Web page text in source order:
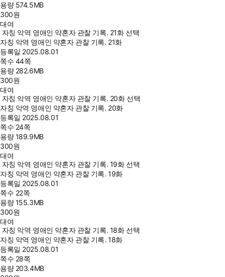
용량 574.5MB
300원
대여
자칭 악역 영애인 약혼자 관찰 기록. 21화 선택
자칭 악역 영애인 약혼자 관찰 기록. 21화
등록일 2025.08.01
쪽수 44쪽
용량 282.6MB
300원
대여
자칭 악역 영애인 약혼자 관찰 기록. 20화 선택
자칭 악역 영애인 약혼자 관찰 기록. 20화
등록일 2025.08.01
쪽수 24쪽
용량189.9MB
300원
대여
자칭 악역 영애인 약혼자 관찰 기록. 19화 선택
자칭 악역 영애인 약혼자 관찰 기록. 19화
등록일 2025.08.01
쪽수 22쪽
용량155.3MB
300원
대여
자칭 악역 영애인 약혼자 관찰 기록. 18화 선택
자칭 악역 영애인 약혼자 관찰 기록. 18화
등록일 2025.08.01
쪽수 28쪽
용량 203.4MB